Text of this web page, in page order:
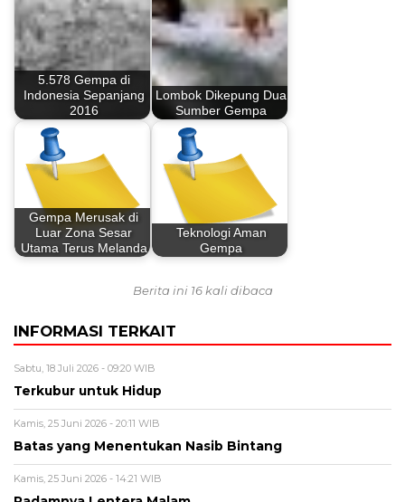
5.578 Gempa di
Indonesia Sepanjang
2016
Lombok Dikepung Dua
Sumber Gempa
Gempa Merusak di
Luar Zona Sesar
Utama Terus Melanda
Teknologi Aman
Gempa
Berita ini 16 kali dibaca
INFORMASI TERKAIT
Sabtu, 18 Juli 2026 - 09:20 WIB
Terkubur untuk Hidup
Kamis, 25 Juni 2026 - 20:11 WIB
Batas yang Menentukan Nasib Bintang
Kamis, 25 Juni 2026 - 14:21 WIB